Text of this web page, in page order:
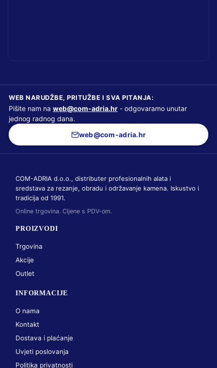
WEB NARUDŽBE, PRITUŽBE I SVA PITANJA:
Pišite nam na web@com-adria.hr - odgovaramo unutar
jednog radnog dana.
web@com-adria.hr
COM-ADRIA d.o.o., distributer profesionalnih alata i
sredstava za rezanje, obradu i održavanje kamena. Iskustvo i
tradicija od 1991.
Online trgovina. Cijene s PDV-om.
PROIZVODI
Trgovina
Akcije
Outlet
INFORMACIJE
O nama
Kontakt
Dostava i plaćanje
Uvjeti poslovanja
Politika privatnosti